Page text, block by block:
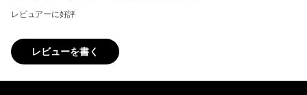
レビュアーに好評
レビューを書く